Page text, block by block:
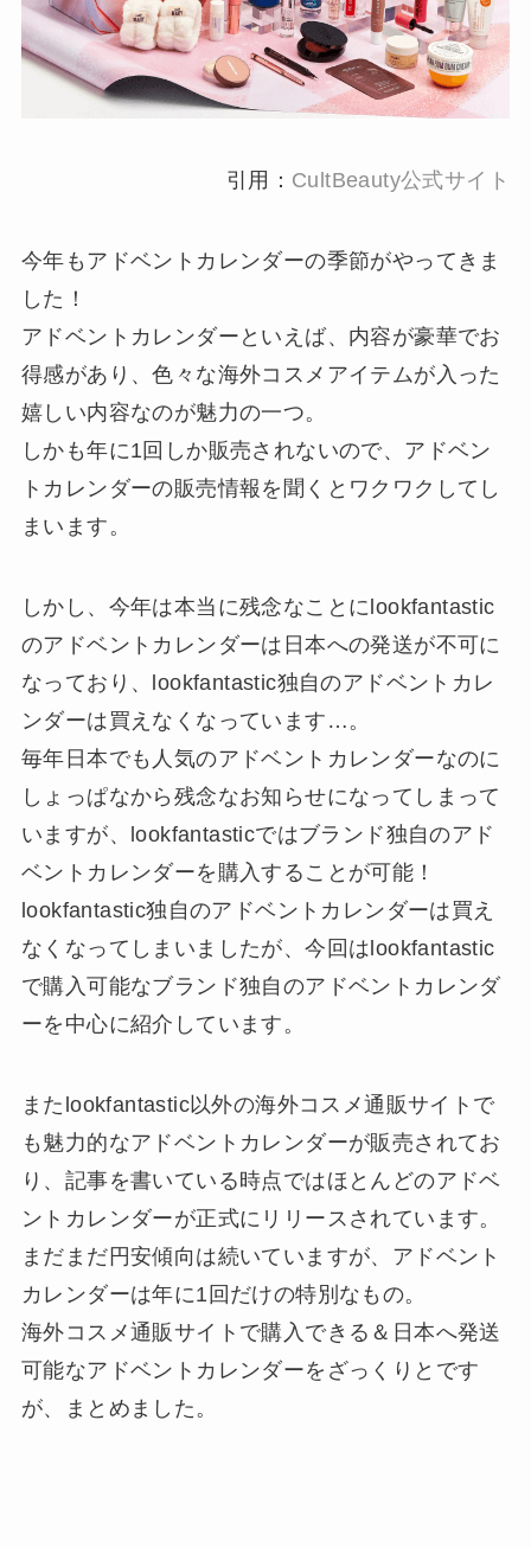
引用： CultBeauty公式サイト
今年もアドベントカレンダーの季節がやってきま
した！
アドベントカレンダーといえば、内容が豪華でお
得感があり、色々な海外コスメアイテムが入った
嬉しい内容なのが魅力の一つ。
しかも年に1回しか販売されないので、アドベン
トカレンダーの販売情報を聞くとワクワクしてし
まいます。
しかし、今年は本当に残念なことにlookfantastic
のアドベントカレンダーは日本への発送が不可に
なっており、lookfantastic独自のアドベントカレ
ンダーは買えなくなっています…。
毎年日本でも人気のアドベントカレンダーなのに
しょっぱなから残念なお知らせになってしまって
いますが、lookfantasticではブランド独自のアド
ベントカレンダーを購入することが可能！
lookfantastic独自のアドベントカレンダーは買え
なくなってしまいましたが、今回はlookfantastic
で購入可能なブランド独自のアドベントカレンダ
ーを中心に紹介しています。
またlookfantastic以外の海外コスメ通販サイトで
も魅力的なアドベントカレンダーが販売されてお
り、記事を書いている時点ではほとんどのアドベ
ントカレンダーが正式にリリースされています。
まだまだ円安傾向は続いていますが、アドベント
カレンダーは年に1回だけの特別なもの。
海外コスメ通販サイトで購入できる＆日本へ発送
可能なアドベントカレンダーをざっくりとです
が、まとめました。